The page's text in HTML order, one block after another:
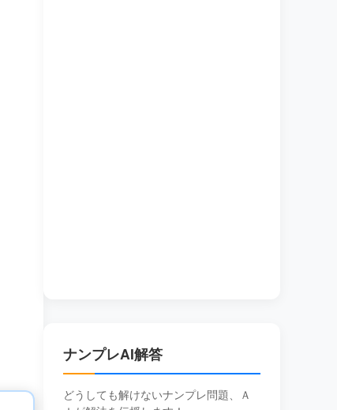
ナンプレAI解答
どうしても解けないナンプレ問題、Ａ